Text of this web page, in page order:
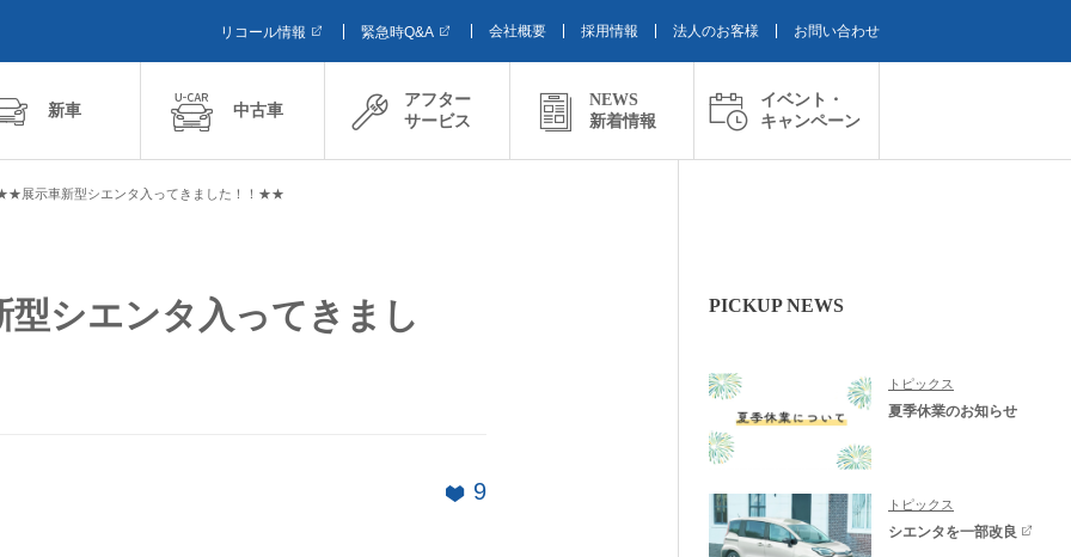
リコール情報 緊急時Q&A 会社概要 採用情報 法人のお客様 お問い合わせ
新車 中古車
アフター
サービス
NEWS
新着情報
イベント・
キャンペーン
展示車新型シエンタ入ってきました！！★★
シエンタ入ってきまし
9
PICKUP NEWS
トピックス
夏季休業のお知らせ
トピックス
シエンタを一部改良